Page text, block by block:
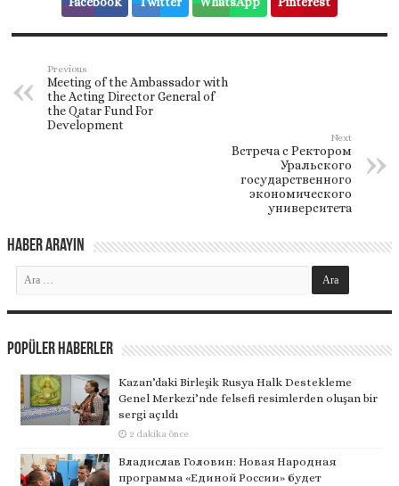
Previous
Meeting of the Ambassador with
the Acting Director General of
the Qatar Fund For
Development
Next
Встреча с Ректором
Уральского
государственного
экономического
университета
Haber Arayın
Popüler Haberler
Kazan’daki Birleşik Rusya Halk Destekleme
Genel Merkezi’nde felsefi resimlerden oluşan bir
sergi açıldı
2 dakika önce
Владислав Головин: Новая Народная
программа «Единой России» будет